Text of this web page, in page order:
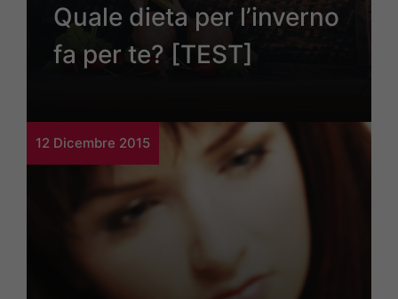
Quale dieta per l’inverno
fa per te? [TEST]
12 Dicembre 2015